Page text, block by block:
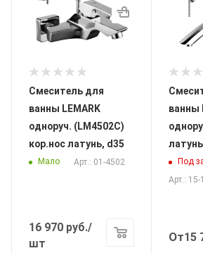
Смеситель для
ванны LEMARK
одноруч. (LM4502C)
кор.нос латунь, d35
Мало Арт.: 01-4502
16 970 руб./
шт
ванны
Под
Арт.:
От15